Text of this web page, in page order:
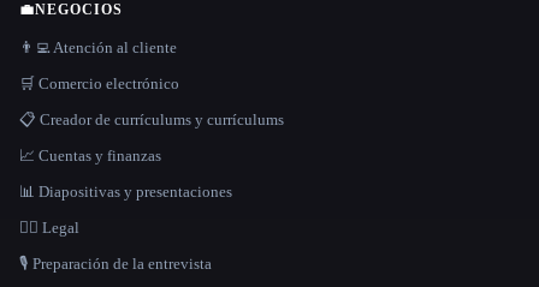
💼NEGOCIOS
👨‍💻 Atención al cliente
🛒 Comercio electrónico
📋 Creador de currículums y currículums
📈 Cuentas y finanzas
📊 Diapositivas y presentaciones
👩‍⚖️ Legal
🎙️ Preparación de la entrevista